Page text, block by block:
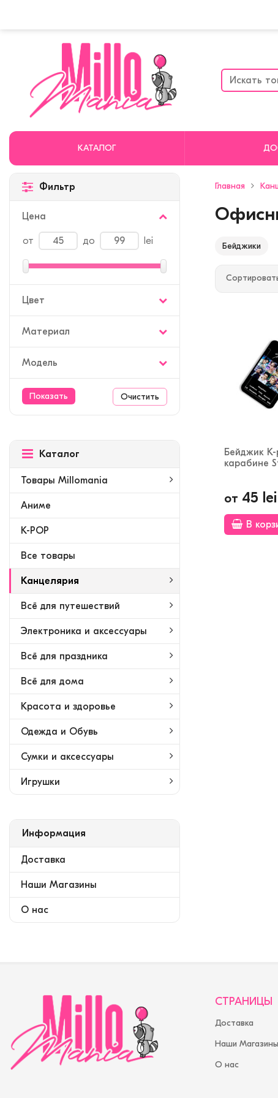
КАТАЛОГ
Главная
Бейджики
Бейджик
карабине
от 45 lei
В
Фильтр
Цена
от до lei
Цвет
Материал
Модель
Очистить
Каталог
Товары Millomania
Аниме
K-POP
Bсе товары
Канцелярия
Всё для путешествий
Электроника и аксессуары
Всё для праздника
Всё для дома
Красота и здоровье
Одежда и Обувь
Сумки и аксессуары
Игрушки
Информация
Доставка
Наши Магазины
О нас
СТРАНИЦЫ
Доставка
Наши Магазины
О нас